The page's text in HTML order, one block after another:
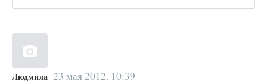
Людмила 23 мая 2012, 10:39